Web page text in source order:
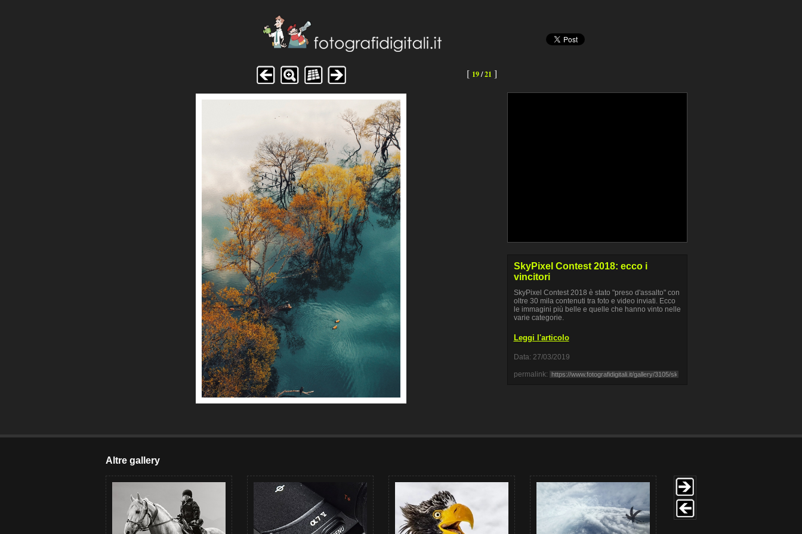
[ 19/21 ]
SkyPixel Contest 2018: ecco i
vincitori
SkyPixel Contest 2018 è stato "preso d'assalto" con
oltre 30 mila contenuti tra foto e video inviati. Ecco
le immagini più belle e quelle che hanno vinto nelle
varie categorie.
Leggi l'articolo
Data: 27/03/2019
permalink:
Altre gallery